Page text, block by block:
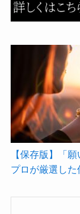
【保存版】「
プロが厳選し